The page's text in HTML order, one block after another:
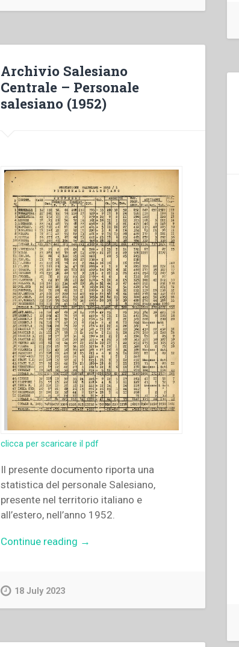
congregazione
salesiana”
Archivio Salesiano
Centrale – Personale
salesiano (1952)
clicca per scaricare il pdf
Il presente documento riporta una
statistica del personale Salesiano,
presente nel territorio italiano e
all’estero, nell’anno 1952.
Continue reading “Archivio
→
18 July 2023